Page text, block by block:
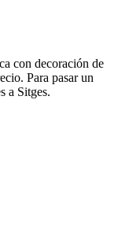
con decoración de
Para pasar un
a Sitges.